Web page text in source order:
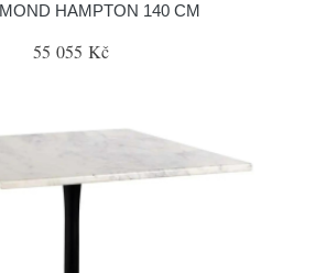
HAMPTON 140 CM
55 055 Kč